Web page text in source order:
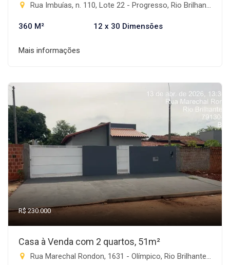
Rua Imbuías, n. 110, Lote 22 - Progresso, Rio Brilhante-MS
360 M² 12 x 30 Dimensões
Mais informações
R$ 230.000
Casa à Venda com 2 quartos, 51m²
Rua Marechal Rondon, 1631 - Olímpico, Rio Brilhante-MS